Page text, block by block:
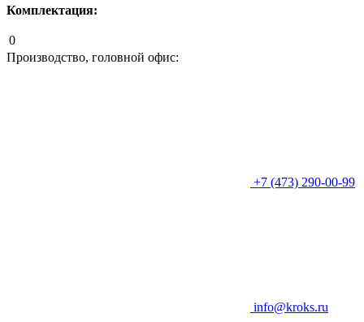
Комплектация:
0
Производство, головной офис:
+7 (473) 290-00-99
info@kroks.ru